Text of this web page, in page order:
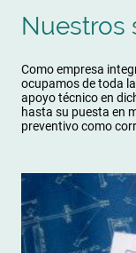
Nuestros
Como empresa
ocupamos de toda
apoyo técnico en
hasta su puesta en
preventivo como